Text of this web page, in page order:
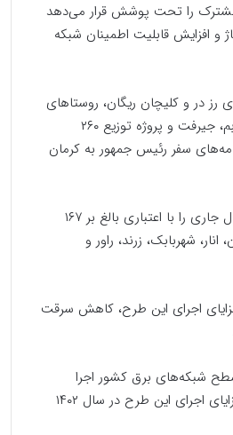
با سرمایه‌گذاری ۱۶۸ میلیارد تومان نیز افتتاح شد، این پروژه جمعیت ۶۴۰۰ مشترک را تحت پوشش قرار می‌دهد
و افزایش قابلیت اطمینان شبکه
بر ۱۱ میلیارد تومان در روستاهای رز در و کلیچان ریگان، روستاهای
ده برزوییه و هارونییه بردسیر، برق‌رسانی به ۶۳۷ واحد مسکن ملی در بافت، بردسیر، بم، جیرفت و پروژه توزیع ۲۶۰
نیز از دیگر برنامه‌های سفر رئیس جمهور به کرمان
رئیس‌جمهور امروز پروژه‌های جدید شرکت توزیع نیروی برق شمال استان کرمان در سال جاری را با اعتباری بالغ بر ۱۶۷
شهربابک، زرند، راور و
اجرای این طرح، کاهش سرقت
شبکه‌های برق کشور اجرا
می‌شود و تا زمان جایگزینی کامل شبکه با این تجهیز ادامه دارد، جمعیت بهره‌مند از مزایای اجرای این طرح در سال ۱۴۰۲